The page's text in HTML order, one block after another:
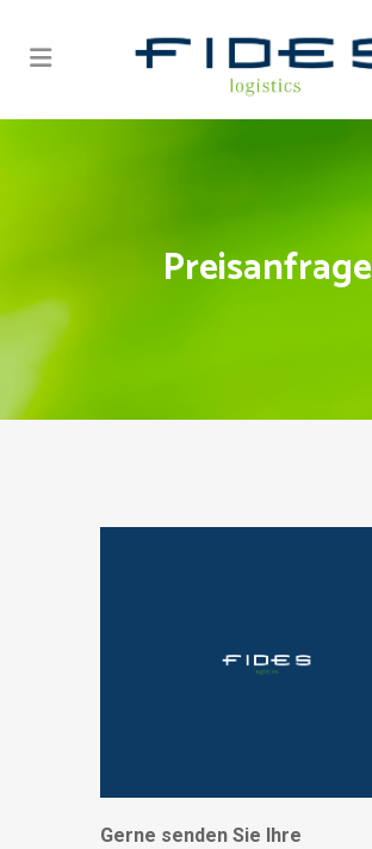
Preisanfrage
Gerne senden Sie Ihre